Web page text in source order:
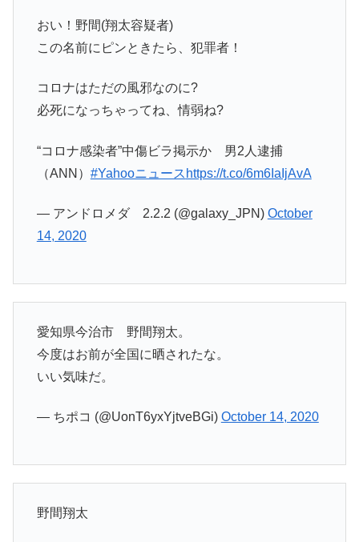
おい！野間(翔太容疑者)
この名前にピンときたら、犯罪者！
コロナはただの風邪なのに?
必死になっちゃってね、情弱ね?
“コロナ感染者”中傷ビラ掲示か 男2人逮捕
（ANN） #Yahooニュース https://t.co/6m6IaIjAvA
— アンドロメダ 2.2.2 (@galaxy_JPN) October
14, 2020
愛知県今治市 野間翔太。
今度はお前が全国に晒されたな。
いい気味だ。
— ちポコ (@UonT6yxYjtveBGi) October 14, 2020
野間翔太